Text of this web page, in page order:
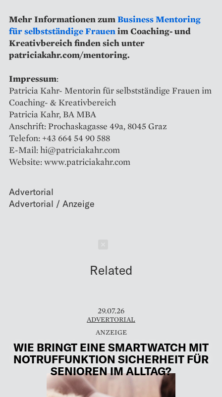
Mehr Informationen zumBusiness Mentoring
für selbstständige Frauenim Coaching- und
Kreativbereich finden sich unter
patriciakahr.com/mentoring.
Impressum:
Patricia Kahr- Mentorin für selbstständige Frauen im
Coaching- & Kreativbereich
Patricia Kahr, BA MBA
Anschrift: Prochaskagasse 49a, 8045 Graz
Telefon: +43 664 54 90 588
E-Mail: hi@patriciakahr.com
Website: www.patriciakahr.com
Advertorial
Related
29.07.26
ADVERTORIAL
WIE BRINGT EINE SMARTWATCH MIT
NOTRUFFUNKTION SICHERHEIT FÜR
SENIOREN IM ALLTAG?